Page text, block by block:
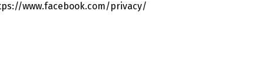
www.facebook.com/privacy/